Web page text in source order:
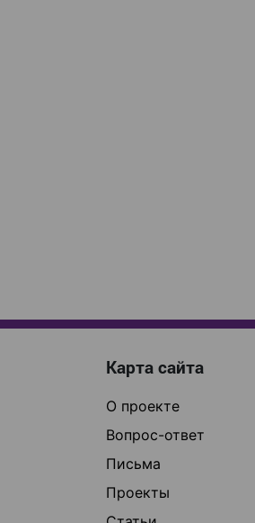
Карта сайта
О проекте
Вопрос-ответ
Письма
Проекты